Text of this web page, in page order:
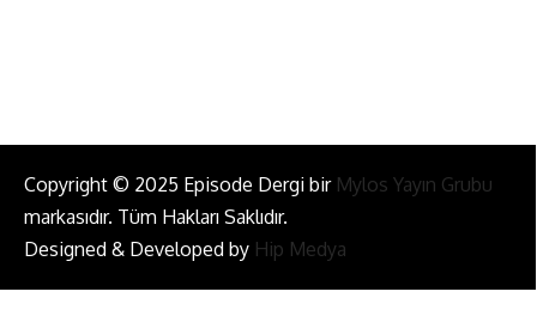
Copyright © 2025 Episode Dergi bir Mylos Yayın Grubu
markasıdır. Tüm Hakları Saklıdır.
Designed & Developed by Hip Medya